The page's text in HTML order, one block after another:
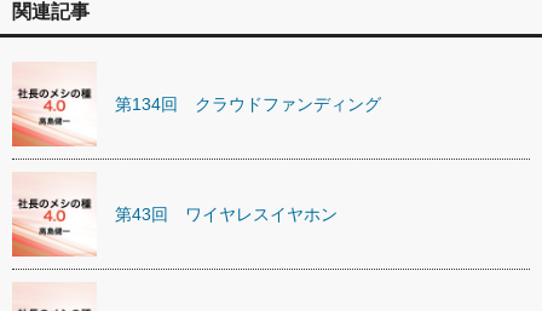
関連記事
第134回 クラウドファンディング
第43回 ワイヤレスイヤホン